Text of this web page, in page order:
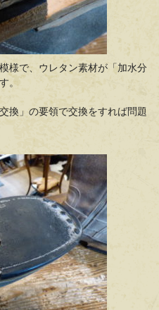
様で、ウレタン素材が「加水分
。
換」の要領で交換をすれば問題